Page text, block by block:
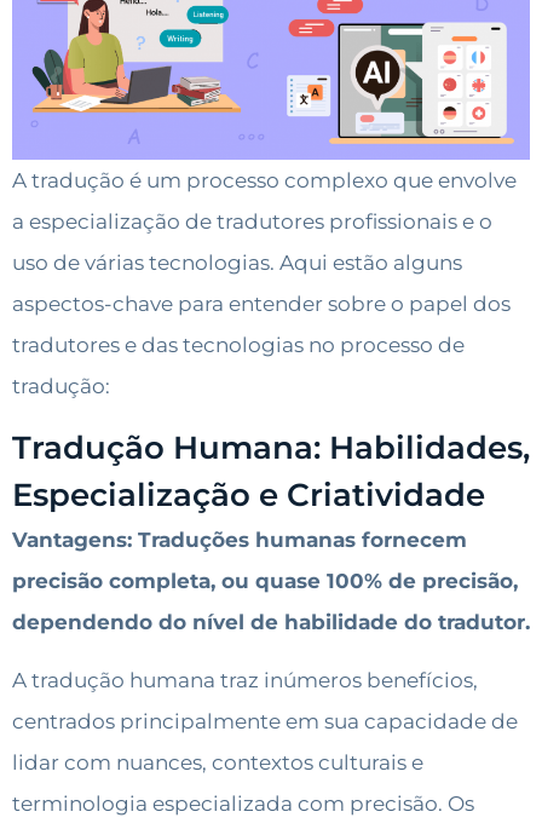
A tradução é um processo complexo que envolve
a especialização de tradutores profissionais e o
uso de várias tecnologias. Aqui estão alguns
aspectos-chave para entender sobre o papel dos
tradutores e das tecnologias no processo de
tradução:
Tradução Humana: Habilidades,
Especialização e Criatividade
Vantagens: Traduções humanas fornecem
precisão completa, ou quase 100% de precisão,
dependendo do nível de habilidade do tradutor.
A tradução humana traz inúmeros benefícios,
centrados principalmente em sua capacidade de
lidar com nuances, contextos culturais e
terminologia especializada com precisão. Os